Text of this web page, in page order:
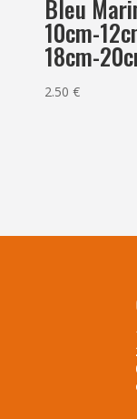
Bleu
10cm-
18cm-
2.50€